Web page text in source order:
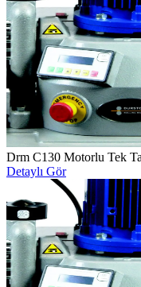
Drm C130 Motorlu Tek
Detaylı Gör